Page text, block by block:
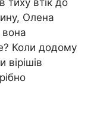
тиху втік до
Олена
вона
Коли додому